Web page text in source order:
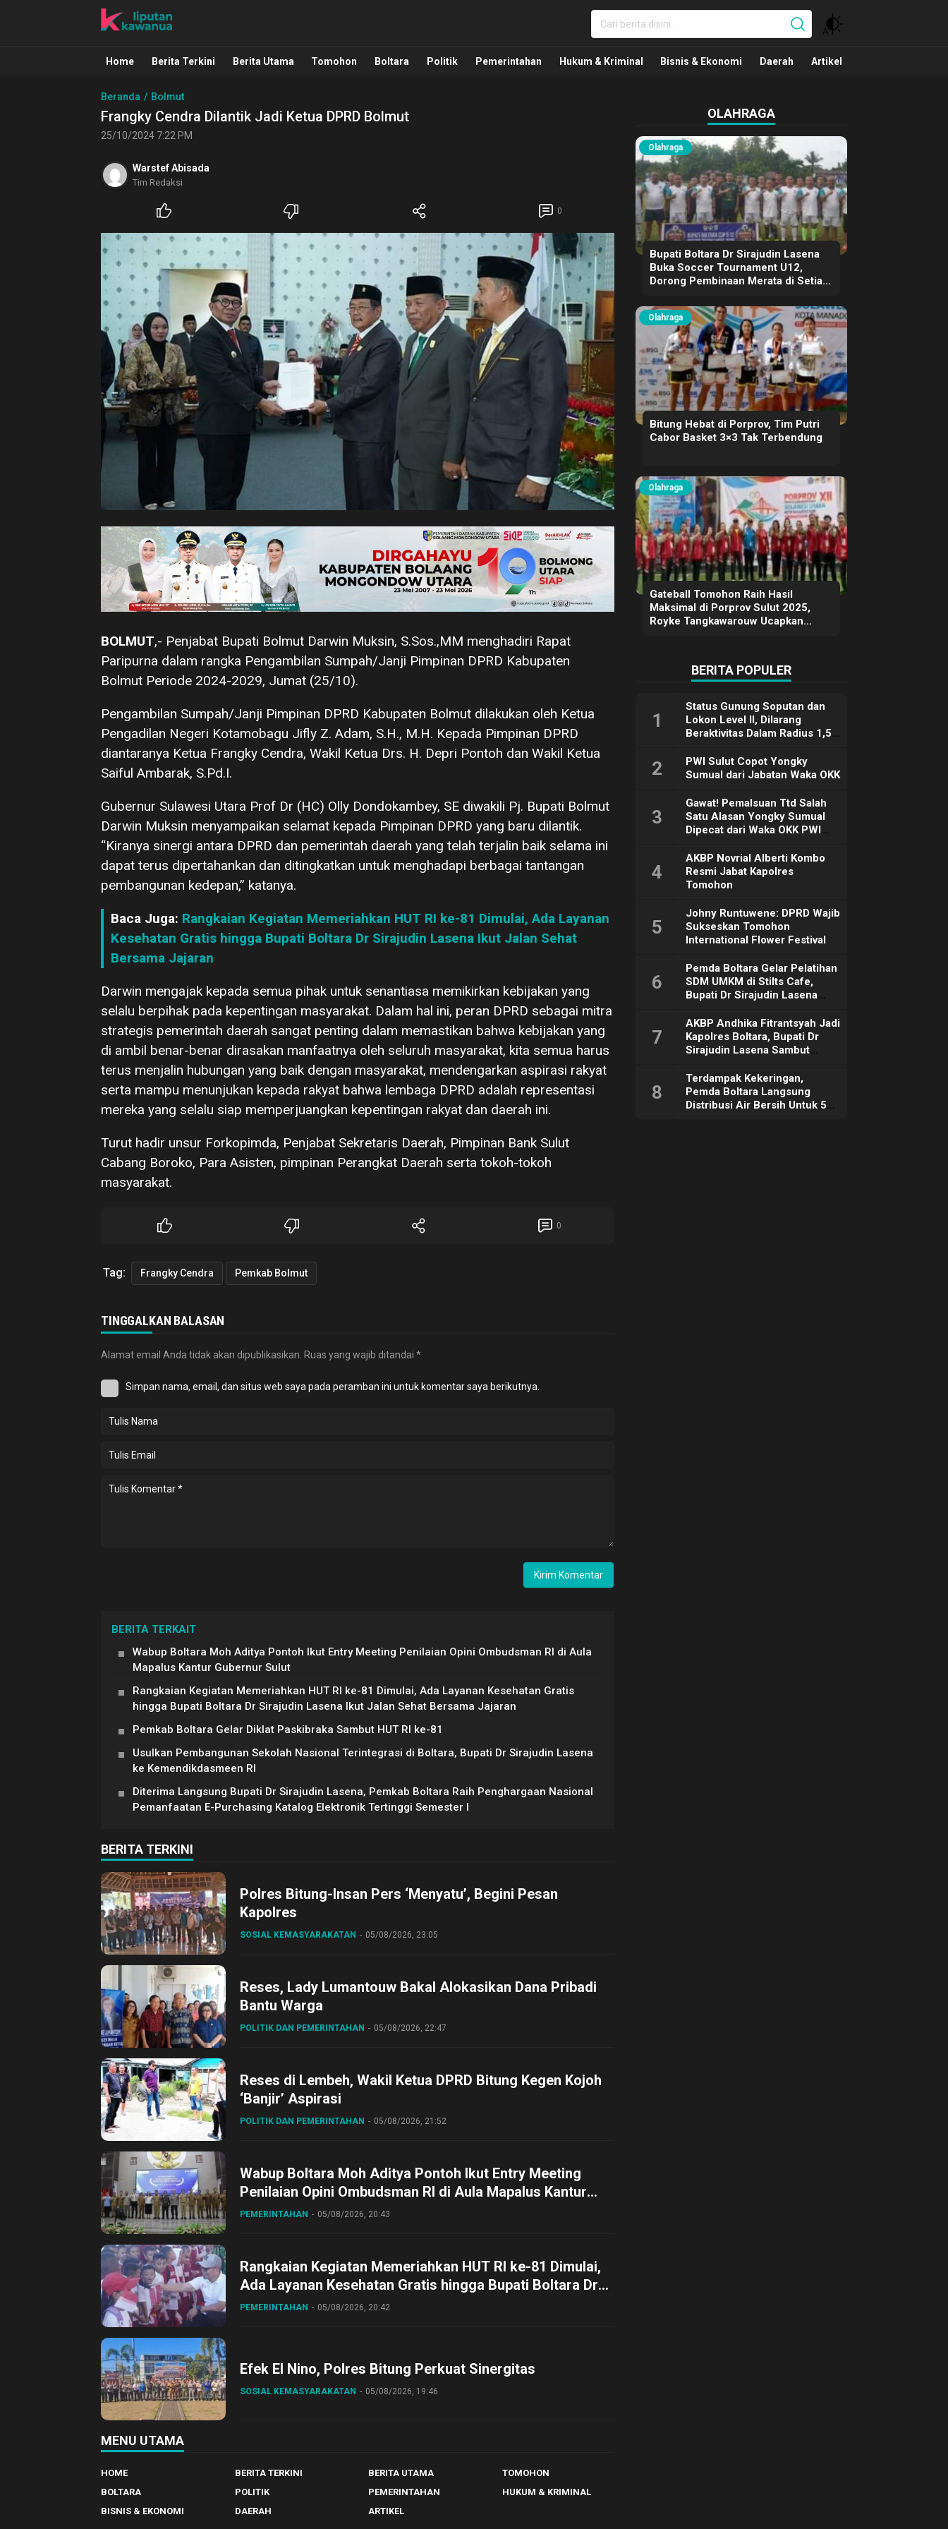
Liputan Kawanua
Berita Manado, Sulawesi Utara, Kawanua, Politik, Pemerintahan, Hukum Kriminal dan Nasional
Home Berita Terkini Berita Utama Tomohon Boltara Politik Pemerintahan Hukum & Kriminal Bisnis & Ekonomi Daerah Artikel
Beranda Bolmut
Frangky Cendra Dilantik Jadi Ketua DPRD Bolmut
25/10/2024 7:22 PM
Warstef Abisada
Tim Redaksi
0
BOLMUT,- Penjabat Bupati Bolmut Darwin Muksin, S.Sos.,MM menghadiri Rapat
Paripurna dalam rangka Pengambilan Sumpah/Janji Pimpinan DPRD Kabupaten
Bolmut Periode 2024-2029, Jumat (25/10).
Pengambilan Sumpah/Janji Pimpinan DPRD Kabupaten Bolmut dilakukan oleh Ketua
Pengadilan Negeri Kotamobagu Jifly Z. Adam, S.H., M.H. Kepada Pimpinan DPRD
diantaranya Ketua Frangky Cendra, Wakil Ketua Drs. H. Depri Pontoh dan Wakil Ketua
Saiful Ambarak, S.Pd.I.
Gubernur Sulawesi Utara Prof Dr (HC) Olly Dondokambey, SE diwakili Pj. Bupati Bolmut
Darwin Muksin menyampaikan selamat kepada Pimpinan DPRD yang baru dilantik.
“Kiranya sinergi antara DPRD dan pemerintah daerah yang telah terjalin baik selama ini
dapat terus dipertahankan dan ditingkatkan untuk menghadapi berbagai tantangan
pembangunan kedepan,” katanya.
Baca Juga: Rangkaian Kegiatan Memeriahkan HUT RI ke-81 Dimulai, Ada Layanan
Kesehatan Gratis hingga Bupati Boltara Dr Sirajudin Lasena Ikut Jalan Sehat
Bersama Jajaran
Darwin mengajak kepada semua pihak untuk senantiasa memikirkan kebijakan yang
selalu berpihak pada kepentingan masyarakat. Dalam hal ini, peran DPRD sebagai mitra
strategis pemerintah daerah sangat penting dalam memastikan bahwa kebijakan yang
di ambil benar-benar dirasakan manfaatnya oleh seluruh masyarakat, kita semua harus
terus menjalin hubungan yang baik dengan masyarakat, mendengarkan aspirasi rakyat
serta mampu menunjukan kepada rakyat bahwa lembaga DPRD adalah representasi
mereka yang selalu siap memperjuangkan kepentingan rakyat dan daerah ini.
Turut hadir unsur Forkopimda, Penjabat Sekretaris Daerah, Pimpinan Bank Sulut
Cabang Boroko, Para Asisten, pimpinan Perangkat Daerah serta tokoh-tokoh
masyarakat.
0
Tag: Frangky Cendra Pemkab Bolmut
TINGGALKAN BALASAN
Alamat email Anda tidak akan dipublikasikan. Ruas yang wajib ditandai *
Simpan nama, email, dan situs web saya pada peramban ini untuk komentar saya berikutnya.
BERITA TERKAIT
Wabup Boltara Moh Aditya Pontoh Ikut Entry Meeting Penilaian Opini Ombudsman RI di Aula
Mapalus Kantur Gubernur Sulut
Rangkaian Kegiatan Memeriahkan HUT RI ke-81 Dimulai, Ada Layanan Kesehatan Gratis
hingga Bupati Boltara Dr Sirajudin Lasena Ikut Jalan Sehat Bersama Jajaran
Pemkab Boltara Gelar Diklat Paskibraka Sambut HUT RI ke-81
Usulkan Pembangunan Sekolah Nasional Terintegrasi di Boltara, Bupati Dr Sirajudin Lasena
ke Kemendikdasmeen RI
Diterima Langsung Bupati Dr Sirajudin Lasena, Pemkab Boltara Raih Penghargaan Nasional
Pemanfaatan E-Purchasing Katalog Elektronik Tertinggi Semester I
BERITA TERKINI
Polres Bitung-Insan Pers ‘Menyatu’, Begini Pesan
Kapolres
SOSIAL KEMASYARAKATAN 05/08/2026, 23:05
Reses, Lady Lumantouw Bakal Alokasikan Dana Pribadi
Bantu Warga
POLITIK DAN PEMERINTAHAN 05/08/2026, 22:47
Reses di Lembeh, Wakil Ketua DPRD Bitung Kegen Kojoh
‘Banjir’ Aspirasi
POLITIK DAN PEMERINTAHAN 05/08/2026, 21:52
Wabup Boltara Moh Aditya Pontoh Ikut Entry Meeting
Penilaian Opini Ombudsman RI di Aula Mapalus Kantur
Gubernur Sulut
PEMERINTAHAN 05/08/2026, 20:43
Rangkaian Kegiatan Memeriahkan HUT RI ke-81 Dimulai,
Ada Layanan Kesehatan Gratis hingga Bupati Boltara Dr
Sirajudin Lasena Ikut Jalan Sehat Bersama Jajaran
PEMERINTAHAN 05/08/2026, 20:42
Efek El Nino, Polres Bitung Perkuat Sinergitas
SOSIAL KEMASYARAKATAN 05/08/2026, 19:46
MENU UTAMA
HOME BERITA TERKINI BERITA UTAMA
TOMOHON
BOLTARA
POLITIK PEMERINTAHAN
HUKUM & KRIMINAL
BISNIS & EKONOMI
DAERAH ARTIKEL
OLAHRAGA
Olahraga
Bupati Boltara Dr Sirajudin Lasena
Buka Soccer Tournament U12,
Dorong Pembinaan Merata di Setiap
Olahraga
Bitung Hebat di Porprov, Tim Putri
Cabor Basket 3×3 Tak Terbendung
Olahraga
Gateball Tomohon Raih Hasil
Maksimal di Porprov Sulut 2025,
Royke Tangkawarouw Ucapkan
BERITA POPULER
1
Status Gunung Soputan dan
Lokon Level II, Dilarang
Beraktivitas Dalam Radius 1,5
2
PWI Sulut Copot Yongky
Sumual dari Jabatan Waka OKK
3
Gawat! Pemalsuan Ttd Salah
Satu Alasan Yongky Sumual
Dipecat dari Waka OKK PWI
4
AKBP Novrial Alberti Kombo
Resmi Jabat Kapolres
Tomohon
5
Johny Runtuwene: DPRD Wajib
Sukseskan Tomohon
International Flower Festival
6
Pemda Boltara Gelar Pelatihan
SDM UMKM di Stilts Cafe,
Bupati Dr Sirajudin Lasena
Dorong Ekonomi Daerah
7
AKBP Andhika Fitrantsyah Jadi
Kapolres Boltara, Bupati Dr
Sirajudin Lasena Sambut
8
Terdampak Kekeringan,
Pemda Boltara Langsung
Distribusi Air Bersih Untuk 50